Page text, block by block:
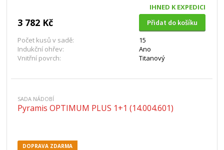
IHNED K EXPEDICI
3 782 Kč
Přidat do košíku
Počet kusů v sadě:
15
Indukční ohřev:
Ano
Vnitřní povrch:
Titanový
SADA NÁDOBÍ
Pyramis OPTIMUM PLUS 1+1 (14.004.601)
DOPRAVA ZDARMA